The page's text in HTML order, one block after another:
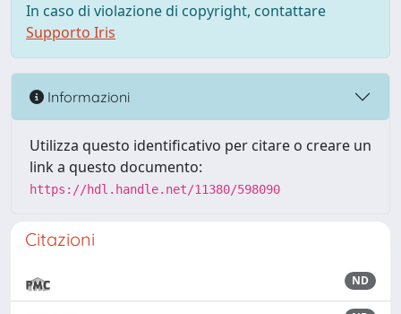
In caso di violazione di copyright, contattare
Supporto Iris
Informazioni
Utilizza questo identificativo per citare o creare un
link a questo documento:
https://hdl.handle.net/11380/598090
Citazioni
ND